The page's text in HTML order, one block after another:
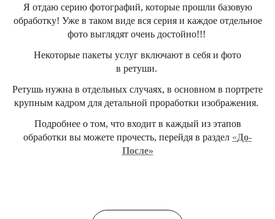
Я отдаю серию фотографий, которые прошли базовую
обработку! Уже в таком виде вся серия и каждое отдельное
фото выглядят очень достойно!!!
Некоторые пакеты услуг включают в себя и фото
в ретуши.
Ретушь нужна в отдельных случаях, в основном в портрете
крупным кадром для детальной проработки изображения.
Подробнее о том, что входит в каждый из этапов
обработки вы можете прочесть, перейдя в раздел «До-
После»